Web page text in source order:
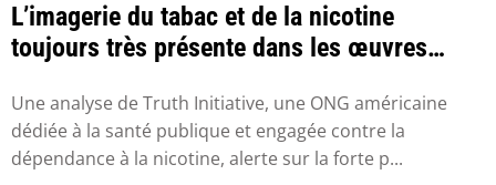
L’imagerie du tabac et de la nicotine
toujours très présente dans les œuvres
Une analyse de Truth Initiative, une ONG américaine
dédiée à la santé publique et engagée contre la
dépendance à la nicotine, alerte sur la forte p...